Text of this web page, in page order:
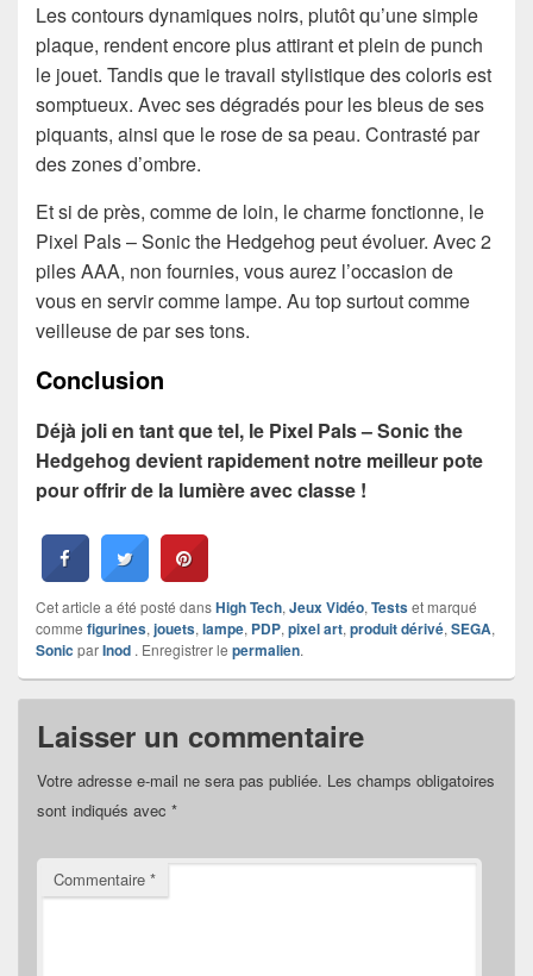
Les contours dynamiques noirs, plutôt qu’une simple
plaque, rendent encore plus attirant et plein de punch
le jouet. Tandis que le travail stylistique des coloris est
somptueux. Avec ses dégradés pour les bleus de ses
piquants, ainsi que le rose de sa peau. Contrasté par
des zones d’ombre.
Et si de près, comme de loin, le charme fonctionne, le
Pixel Pals – Sonic the Hedgehog peut évoluer. Avec 2
piles AAA, non fournies, vous aurez l’occasion de
vous en servir comme lampe. Au top surtout comme
veilleuse de par ses tons.
Conclusion
Déjà joli en tant que tel, le Pixel Pals – Sonic the
Hedgehog devient rapidement notre meilleur pote
pour offrir de la lumière avec classe !
Cet article a été posté dansHigh Tech, Jeux Vidéo, Testset marqué
comme figurines, jouets, lampe, PDP, pixel art, produit dérivé, SEGA,
Sonic parInod . Enregistrer le permalien.
Laisser un commentaire
Votre adresse e-mail ne sera pas publiée. Les champs obligatoires
sont indiqués avec *
Commentaire *